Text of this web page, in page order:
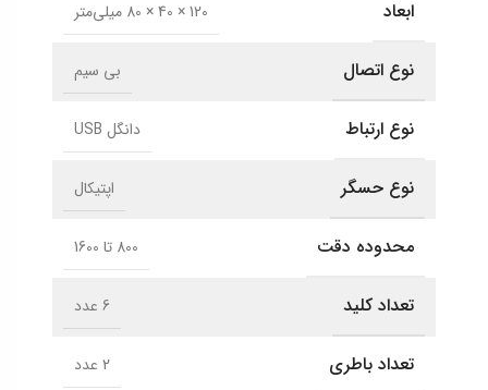
ابعاد 120 × 40 × 80 میلی‌متر
نوع اتصال بی سیم
نوع ارتباط دانگل USB
نوع حسگر اپتیکال
محدوده دقت 800 تا 1600
تعداد کلید 6 عدد
تعداد باطری 2 عدد